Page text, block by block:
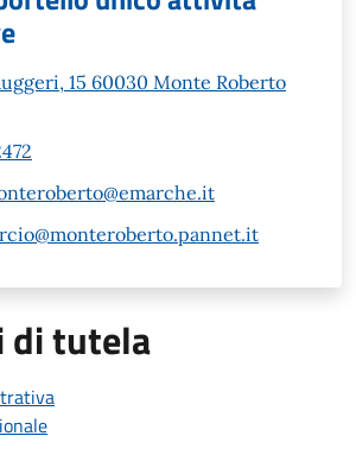
15 60030 Monte Roberto
di tutela